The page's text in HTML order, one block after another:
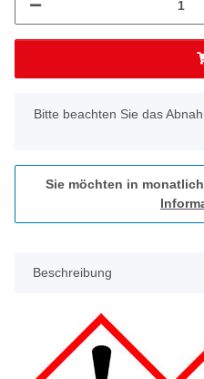
x
Bitte beachten Sie das
Sie möchten in
Beschreibung